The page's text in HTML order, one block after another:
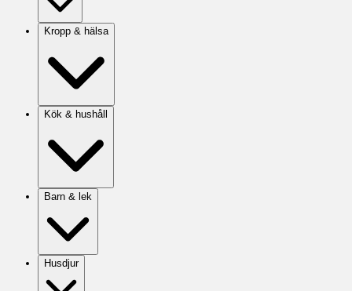
Kropp & hälsa
Kök & hushåll
Barn & lek
Husdjur